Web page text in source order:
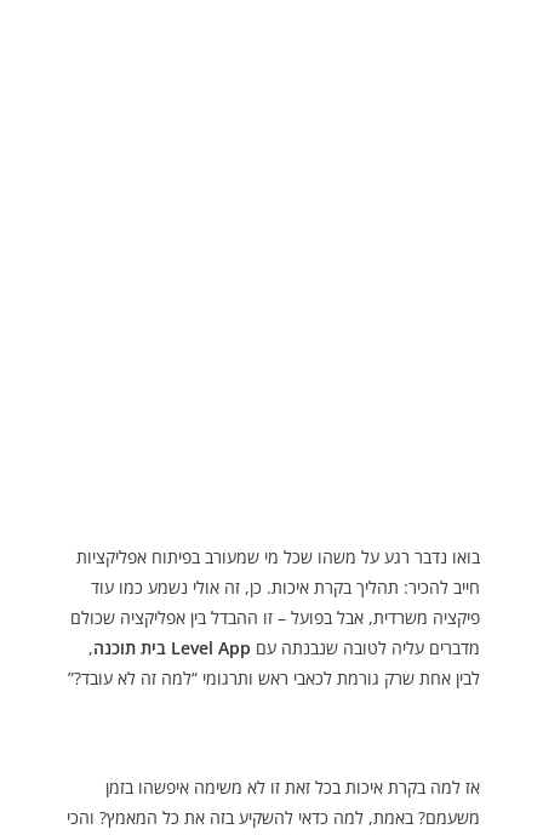
בואו נדבר רגע על משהו שכל מי שמעורב בפיתוח אפליקציות
חייב להכיר: תהליך בקרת איכות. כן, זה אולי נשמע כמו עוד
פיקציה משרדית, אבל בפועל – זו ההבדל בין אפליקציה שכולם
מדברים עליה לטובה שנבנתה עם Level App בית תוכנה
,
לבין אחת שרק גורמת לכאבי ראש ותרגומי “למה זה לא עובד?”
אז למה בקרת איכות בכל זאת זו לא משימה איפשהו בזמן
משעמם? באמת, למה כדאי להשקיע בזה את כל המאמץ? והכי